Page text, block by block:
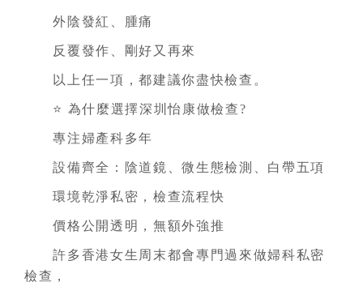
外陰發紅、腫痛
反覆發作、剛好又再來
以上任一項，都建議你盡快檢查。
⭐ 為什麼選擇深圳怡康做檢查?
專注婦產科多年
設備齊全：陰道鏡、微生態檢測、白帶五項
環境乾淨私密，檢查流程快
價格公開透明，無額外強推
許多香港女生周末都會專門過來做婦科私密
檢查，